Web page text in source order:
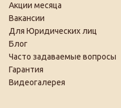
Акции месяца
Вакансии
Для Юридических лиц
Блог
Часто задаваемые вопросы
Гарантия
Видеогалерея